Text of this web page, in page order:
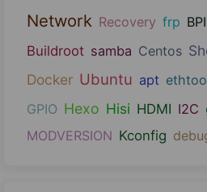
Network Recovery frp
Buildroot samba Centos
Docker Ubuntu apt
GPIO Hexo Hisi HDMI I2C
MODVERSION Kconfig